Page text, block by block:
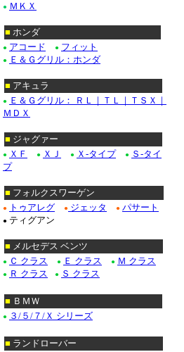
● ＭＫＸ
■ ホンダ
● アコード ● フィット
● Ｅ＆Ｇグリル：ホンダ
■ アキュラ
●
Ｅ＆Ｇグリル： ＲＬ｜ＴＬ｜ＴＳＸ｜
ＭＤＸ
■ ジャグァー
● ＸＦ ● ＸＪ ● Ｘ-タイプ ●
Ｓ-タイ
プ
■ フォルクスワーゲン
● トゥアレグ ● ジェッタ ● パサート
● ティグアン
■ メルセデス ベンツ
● Ｃ クラス ● Ｅ クラス ● Ｍ クラス
● Ｒ クラス ● Ｓ クラス
■ ＢＭＷ
● ３/５/７/Ｘ シリーズ
■ ランドローバー